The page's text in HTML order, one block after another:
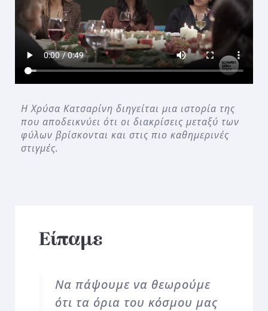
Η Χρύσα Κατσαρίνη διηγείται μια ιστορία της
που αποδεικνύει ότι οι διακρίσεις μεταξύ των
φύλων βρίσκονται και στις πιο καθημερινές
στιγμές.
Είπαμε
Να πάψουμε να θεωρούμε
ότι τα όρια του κόσμου μας